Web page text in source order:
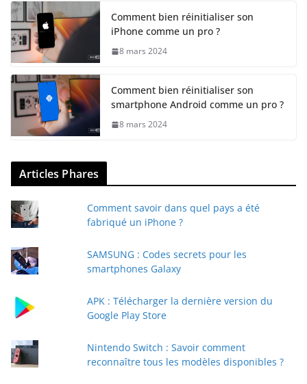
Comment bien réinitialiser son
iPhone comme un pro ?
8 mars 2024
Comment bien réinitialiser son
smartphone Android comme un pro ?
8 mars 2024
Articles Phares
Comment savoir dans quel pays a été
fabriqué un iPhone ?
SAMSUNG : Codes secrets pour les
smartphones Galaxy
APK : Télécharger la dernière version du
Google Play Store
Nintendo Switch : Savoir comment
reconnaître tous les modèles disponibles ?